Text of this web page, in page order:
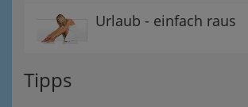
Urlaub - einfach raus
Tipps